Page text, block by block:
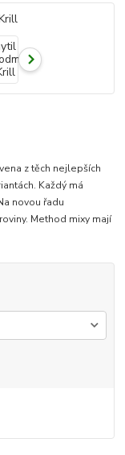
z těch nejlepších
Každý má
novou řadu
Method mixy mají